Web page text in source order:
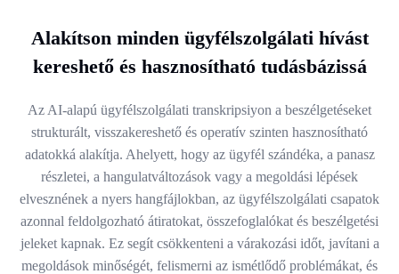
Alakítson minden ügyfélszolgálati hívást
kereshető és hasznosítható tudásbázissá
Az AI-alapú ügyfélszolgálati transkripsiyon a beszélgetéseket
strukturált, visszakereshető és operatív szinten hasznosítható
adatokká alakítja. Ahelyett, hogy az ügyfél szándéka, a panasz
részletei, a hangulatváltozások vagy a megoldási lépések
elvesznének a nyers hangfájlokban, az ügyfélszolgálati csapatok
azonnal feldolgozható átiratokat, összefoglalókat és beszélgetési
jeleket kapnak. Ez segít csökkenteni a várakozási időt, javítani a
megoldások minőségét, felismerni az ismétlődő problémákat, és